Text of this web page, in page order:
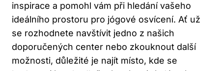
inspirace a pomohl vám při hledání vašeho
ideálního prostoru pro jógové osvícení. Ať už
se rozhodnete navštívit jedno z našich
doporučených center nebo zkouknout další
možnosti, důležité je najít místo, kde se